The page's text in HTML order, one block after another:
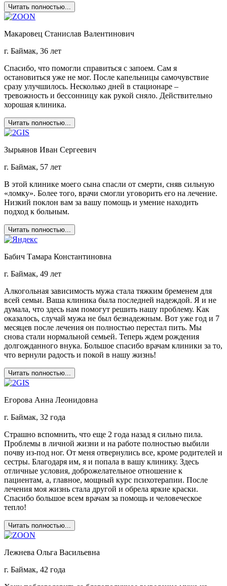
Читать полностью...
Макаровец Станислав Валентинович
г. Баймак, 36 лет
Спасибо, что помогли справиться с запоем. Сам я
остановиться уже не мог. После капельницы самочувствие
сразу улучшилось. Несколько дней в стационаре –
тревожность и бессонницу как рукой сняло. Действительно
хорошая клиника.
Читать полностью...
Зырьянов Иван Сергеевич
г. Баймак, 57 лет
В этой клинике моего сына спасли от смерти, сняв сильную
«ломку». Более того, врачи смогли уговорить его на лечение.
Низкий поклон вам за вашу помощь и умение находить
подход к больным.
Читать полностью...
Бабич Тамара Константиновна
г. Баймак, 49 лет
Алкогольная зависимость мужа стала тяжким бременем для
всей семьи. Ваша клиника была последней надеждой. Я и не
думала, что здесь нам помогут решить нашу проблему. Как
оказалось, случай мужа не был безнадежным. Вот уже год и 7
месяцев после лечения он полностью перестал пить. Мы
снова стали нормальной семьей. Теперь ждем рождения
долгожданного внука. Большое спасибо врачам клиники за то,
что вернули радость и покой в нашу жизнь!
Читать полностью...
Егорова Анна Леонидовна
г. Баймак, 32 года
Страшно вспомнить, что еще 2 года назад я сильно пила.
Проблемы в личной жизни и на работе полностью выбили
почву из-под ног. От меня отвернулись все, кроме родителей и
сестры. Благодаря им, я и попала в вашу клинику. Здесь
отличные условия, доброжелательное отношение к
пациентам, а, главное, мощный курс психотерапии. После
лечения моя жизнь стала другой и обрела яркие краски.
Спасибо большое всем врачам за помощь и человеческое
тепло!
Читать полностью...
Лежнева Ольга Васильевна
г. Баймак, 42 года